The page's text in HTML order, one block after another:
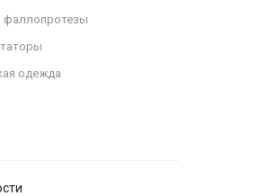
фаллопротезы
одежда